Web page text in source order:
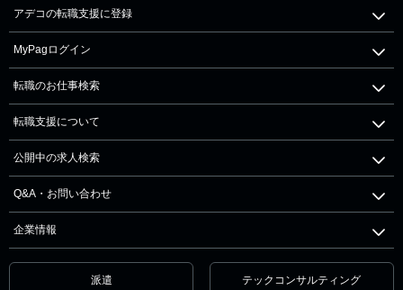
アデコの転職支援に登録
MyPagログイン
転職のお仕事検索
転職支援について
公開中の求人検索
Q&A・お問い合わせ
企業情報
派遣 テックコンサルティング